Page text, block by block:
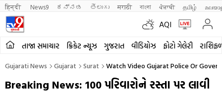
हिन्दी News9 ಕನ್ನಡ తెలుగు मराठी বাংলা ਪੰਜਾਬੀ தமிழ்
AQI
તાજા સમાચાર ક્રિકેટ ન્યૂઝ ગુજરાત વીડિયોઝ ફોટો ગેલેરી
Gujarati News Gujarat Surat Watch Video Gujarat Police Or
Breaking News: 100 પરિવારોને રસ્તા પર લાવી